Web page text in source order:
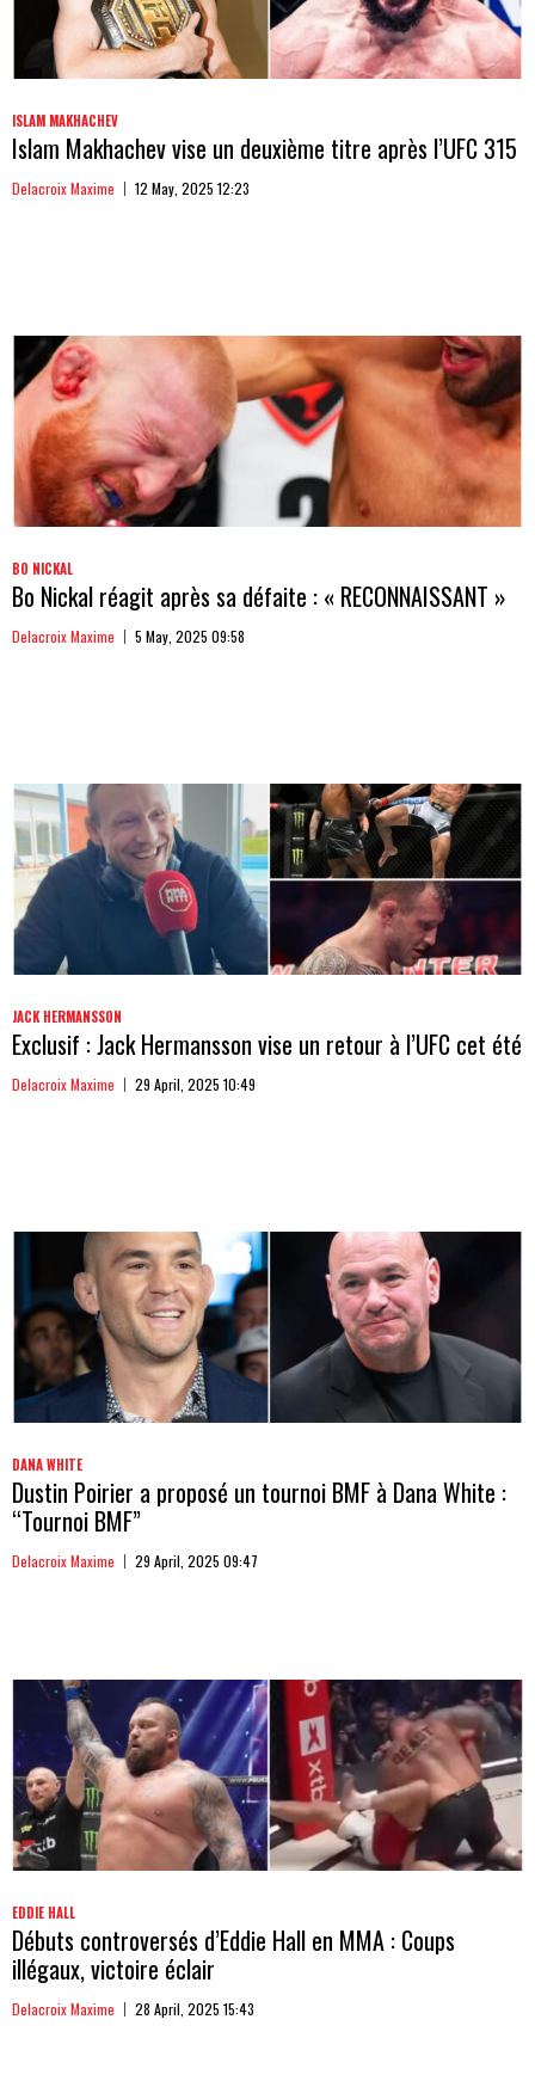
ISLAM MAKHACHEV
Islam Makhachev vise un deuxième titre après l’UFC 315
Delacroix Maxime 12 May, 2025 12:23
BO NICKAL
Bo Nickal réagit après sa défaite : « RECONNAISSANT »
Delacroix Maxime 5 May, 2025 09:58
JACK HERMANSSON
Exclusif : Jack Hermansson vise un retour à l’UFC cet été
Delacroix Maxime 29 April, 2025 10:49
DANA WHITE
Dustin Poirier a proposé un tournoi BMF à Dana White :
“Tournoi BMF”
Delacroix Maxime 29 April, 2025 09:47
EDDIE HALL
Débuts controversés d’Eddie Hall en MMA : Coups
illégaux, victoire éclair
Delacroix Maxime 28 April, 2025 15:43